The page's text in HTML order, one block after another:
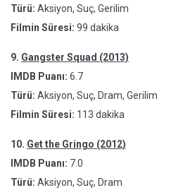
Türü: Aksiyon, Suç, Gerilim
Filmin Süresi: 99 dakika
9. Gangster Squad (2013)
IMDB Puanı: 6.7
Türü: Aksiyon, Suç, Dram, Gerilim
Filmin Süresi: 113 dakika
10. Get the Gringo (2012)
IMDB Puanı: 7.0
Türü: Aksiyon, Suç, Dram